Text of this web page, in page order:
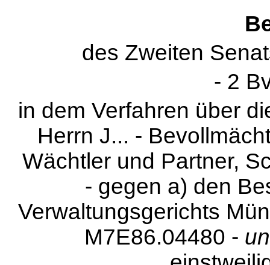
des Zweiten
- 2
in dem Verfahren über
Herrn J... -
Wächtler und Partner,
- gegen a) den
Verwaltungsgerichts
M7E86.04480 -